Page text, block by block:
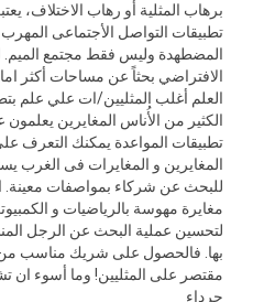
برهاب المثلیة أو رهاب الاختلاف،
تطبیقات التواصل الأجتماعى المهرب
المضطهدة ولیس فقط مجتمع المیم.
الافتراضي بحثاً عن مساحات أكثر
العلم أغلب المثلیین/ات علي علم
الكثیر من الأُناس المغایرین
تطبیقات المواعدة یمكنك التعرف
المغایرین و المغایرات فى الغرب
للبحث عن شركاء بمواصفات معینة.
لتحسین عملیة البحث عن الرجل
بها. فالحصول على شریك مناسب من
مقتصر على المثلیین! وما أسوء
جرداء